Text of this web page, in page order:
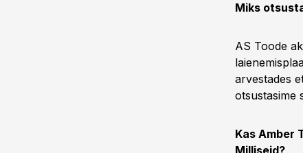
Miks
AS Toode
arvestades
otsustasime
Kas Amber
Milliseid?